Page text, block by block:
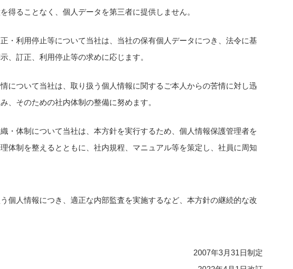
得ることなく、個人データを第三者に提供しません。
・利用停止等について当社は、当社の保有個人データにつき、法令に基
、訂正、利用停止等の求めに応じます。
について当社は、取り扱う個人情報に関するご本人からの苦情に対し迅
、そのための社内体制の整備に努めます。
・体制について当社は、本方針を実行するため、個人情報保護管理者を
体制を整えるとともに、社内規程、マニュアル等を策定し、社員に周知
個人情報につき、適正な内部監査を実施するなど、本方針の継続的な改
2007年3月31日制定